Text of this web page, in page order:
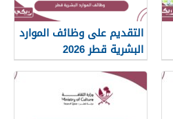
التقديم على وظائف الموارد
البشرية قطر 2026